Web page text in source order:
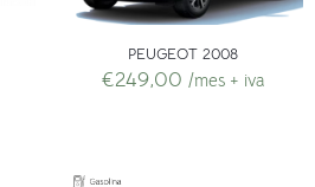
PEUGEOT 2008
€249,00 /mes + iva